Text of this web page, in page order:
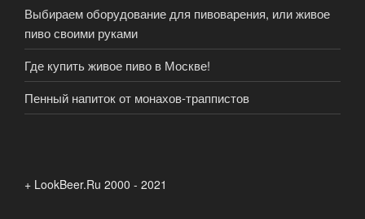
Выбираем оборудование для пивоварения, или живое
пиво своими руками
Где купить живое пиво в Москве!
Пенный напиток от монахов-траппистов
+ LookBeer.Ru 2000 - 2021